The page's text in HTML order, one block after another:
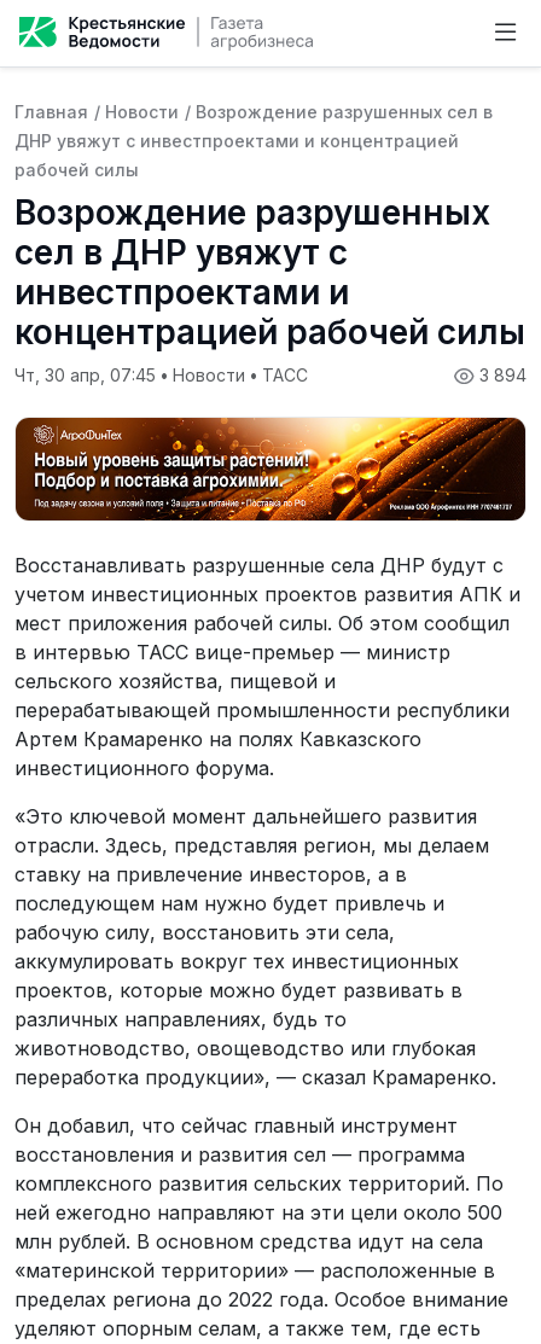
Главная / Новости / Возрождение разрушенных сел в
ДНР увяжут с инвестпроектами и концентрацией
рабочей силы
Возрождение разрушенных
сел в ДНР увяжут с
инвестпроектами и
концентрацией рабочей силы
3 894
Чт, 30 апр, 07:45 • Новости • ТАСС
Восстанавливать разрушенные села ДНР будут с
учетом инвестиционных проектов развития АПК и
мест приложения рабочей силы. Об этом сообщил
в интервью ТАСС вице-премьер — министр
сельского хозяйства, пищевой и
перерабатывающей промышленности республики
Артем Крамаренко на полях Кавказского
инвестиционного форума.
«Это ключевой момент дальнейшего развития
отрасли. Здесь, представляя регион, мы делаем
ставку на привлечение инвесторов, а в
последующем нам нужно будет привлечь и
рабочую силу, восстановить эти села,
аккумулировать вокруг тех инвестиционных
проектов, которые можно будет развивать в
различных направлениях, будь то
животноводство, овощеводство или глубокая
переработка продукции», — сказал Крамаренко.
Он добавил, что сейчас главный инструмент
восстановления и развития сел — программа
комплексного развития сельских территорий. По
ней ежегодно направляют на эти цели около 500
млн рублей. В основном средства идут на села
«материнской территории» — расположенные в
пределах региона до 2022 года. Особое внимание
уделяют опорным селам, а также тем, где есть